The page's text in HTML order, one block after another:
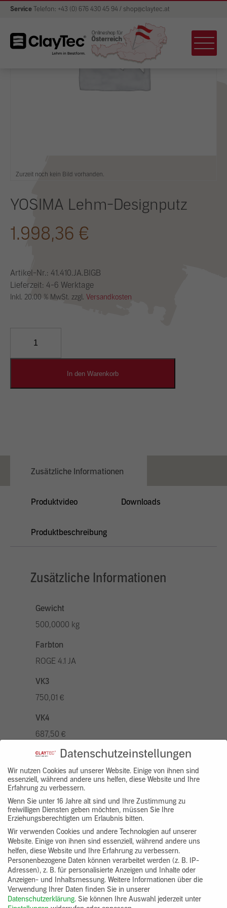
Service Telefon: +43 (0) 676 430 45 94 / shop@claytec.at
Zurzeit noch kein Bild vorhanden.
YOSIMA Lehm-Designputz
1.998,36 €
Artikel-Nr.: 41.410.JA.BIGB
Lieferzeit: 4-6 Werktage
Inkl. 20.00 % MwSt. zzgl. Versandkosten
Designputz
In den Warenkorb
Zusätzliche Informationen
Produktvideo Downloads
Produktbeschreibung
Zusätzliche Informationen
Gewicht
500,0000 kg
Farbton
ROGE 4.1 JA
VK3
750,01 €
VK4
687,50 €
VK5
875,01 €
VK7
625,00 €
Gruppenprodukt
yosima_designputz_bigb
Datenschutzeinstellungen
Wir nutzen Cookies auf unserer Website. Einige von ihnen sind
essenziell, während andere uns helfen, diese Website und Ihre
Erfahrung zu verbessern.
Wenn Sie unter 16 Jahre alt sind und Ihre Zustimmung zu
freiwilligen Diensten geben möchten, müssen Sie Ihre
Erziehungsberechtigten um Erlaubnis bitten.
Wir verwenden Cookies und andere Technologien auf unserer
Website. Einige von ihnen sind essenziell, während andere uns
helfen, diese Website und Ihre Erfahrung zu verbessern.
Personenbezogene Daten können verarbeitet werden (z. B. IP-
Adressen), z. B. für personalisierte Anzeigen und Inhalte oder
Anzeigen- und Inhaltsmessung. Weitere Informationen über die
Verwendung Ihrer Daten finden Sie in unserer
Datenschutzerklärung. Sie können Ihre Auswahl jederzeit unter